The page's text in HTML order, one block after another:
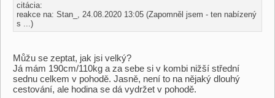
citácia:
reakce na: Stan_, 24.08.2020 13:05 (Zapomněl jsem - ten nabízený
s ...)
Můžu se zeptat, jak jsi velký?
Já mám 190cm/110kg a za sebe si v kombi nižší střední
sednu celkem v pohodě. Jasně, není to na nějaký dlouhý
cestování, ale hodina se dá vydržet v pohodě.